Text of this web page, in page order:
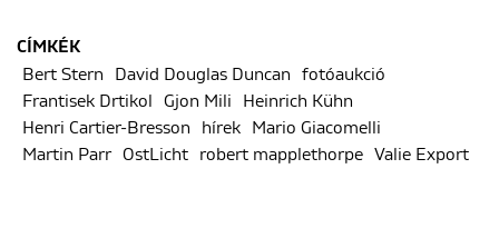
CÍMKÉK
Bert Stern
David Douglas Duncan
fotóaukció
Frantisek Drtikol
Gjon Mili
Heinrich Kühn
Henri Cartier-Bresson
hírek
Mario Giacomelli
Martin Parr
OstLicht robert mapplethorpe Valie Export